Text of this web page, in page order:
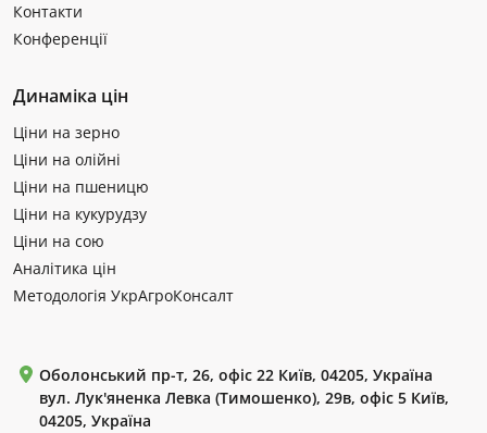
Контакти
Конференції
Динаміка цін
Ціни на зерно
Ціни на олійні
Ціни на пшеницю
Ціни на кукурудзу
Ціни на сою
Аналітика цін
Методологія УкрАгроКонсалт
Оболонський пр-т, 26, офіс 22 Київ, 04205, Україна
вул. Лук'яненка Левка (Тимошенко), 29в, офіс 5 Київ,
04205, Україна